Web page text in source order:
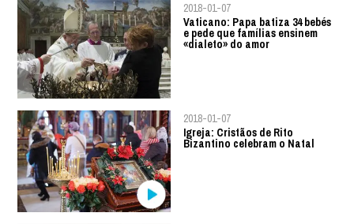
2018-01-07
Vaticano: Papa batiza 34 bebés
e pede que famílias ensinem
«dialeto» do amor
2018-01-07
Igreja: Cristãos de Rito
Bizantino celebram o Natal